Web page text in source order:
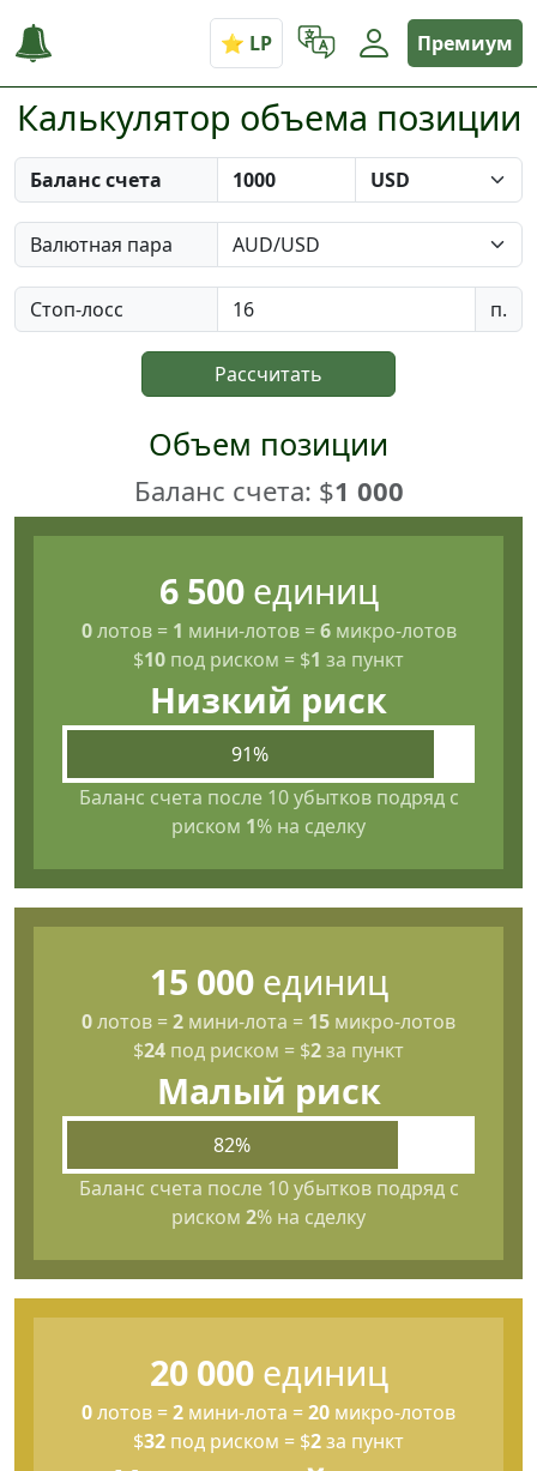
Премиум
Калькулятор объема позиции
Баланс счета
Валютная пара
Стоп-лосс п.
Рассчитать
Объем позиции
Баланс счета: $1 000
6 500единиц
0лотов = 1 мини-лотов =6микро-лотов
$10 под риском = $1 за пункт
Низкий риск
91%
Баланс счета после 10 убытков подряд с
риском 1% на сделку
15 000единиц
0лотов =2 мини-лота = 15 микро-лотов
$24 под риском = $2за пункт
Малый риск
82%
Баланс счета после 10 убытков подряд с
риском 2% на сделку
20 000единиц
0лотов =2 мини-лота =20 микро-лотов
$32 под риском = $2за пункт